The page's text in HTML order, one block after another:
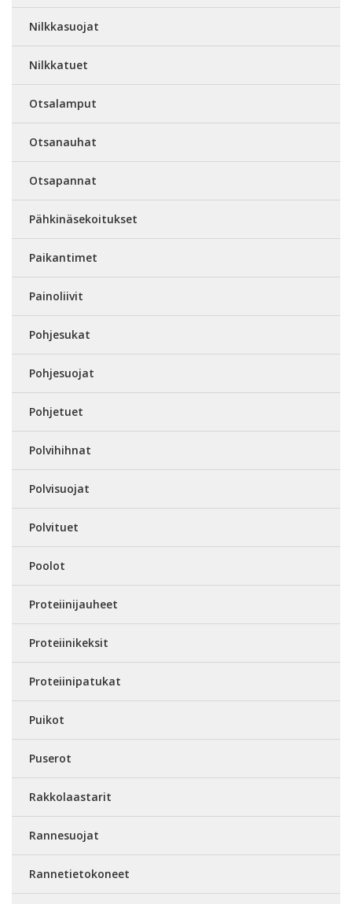
Nilkkasuojat
Nilkkatuet
Otsalamput
Otsanauhat
Otsapannat
Pähkinäsekoitukset
Paikantimet
Painoliivit
Pohjesukat
Pohjesuojat
Pohjetuet
Polvihihnat
Polvisuojat
Polvituet
Poolot
Proteiinijauheet
Proteiinikeksit
Proteiinipatukat
Puikot
Puserot
Rakkolaastarit
Rannesuojat
Rannetietokoneet